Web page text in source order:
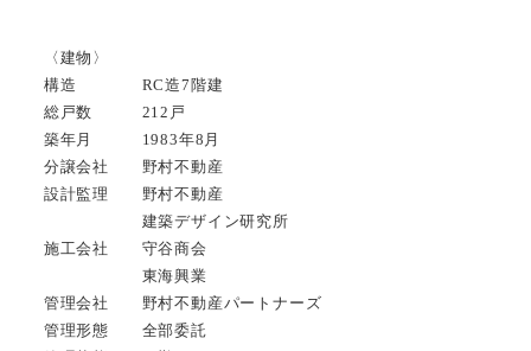
〈建物〉
構造 RC造7階建
総戸数 212戸
築年月 1983年8月
分譲会社 野村不動産
設計監理 野村不動産
建築デザイン研究所
施工会社 守谷商会
東海興業
管理会社 野村不動産パートナーズ
管理形態 全部委託